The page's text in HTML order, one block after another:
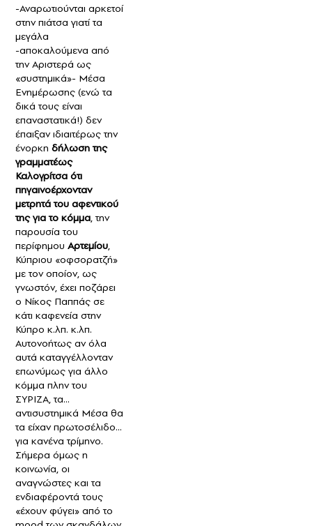
-Αναρωτιούνται αρκετοί
στην πιάτσα γιατί τα
μεγάλα
-αποκαλούμενα από
την Αριστερά ως
«συστημικά»- Μέσα
Ενημέρωσης (ενώ τα
δικά τους είναι
επαναστατικά!) δεν
έπαιξαν ιδιαιτέρως την
ένορκη δήλωση της
γραμματέως
Καλογρίτσα ότι
πηγαινοέρχονταν
μετρητά του αφεντικού
της για το κόμμα, την
παρουσία του
περίφημου Αρτεμίου,
Κύπριου «οφσορατζή»
με τον οποίον, ως
γνωστόν, έχει ποζάρει
ο Νίκος Παππάς σε
κάτι καφενεία στην
Κύπρο κ.λπ. κ.λπ.
Αυτονοήτως αν όλα
αυτά καταγγέλλονταν
επωνύμως για άλλο
κόμμα πλην του
ΣΥΡΙΖΑ, τα…
αντισυστημικά Μέσα θα
τα είχαν πρωτοσέλιδο...
για κανένα τρίμηνο.
Σήμερα όμως η
κοινωνία, οι
αναγνώστες και τα
ενδιαφέροντά τους
«έχουν φύγει» από το